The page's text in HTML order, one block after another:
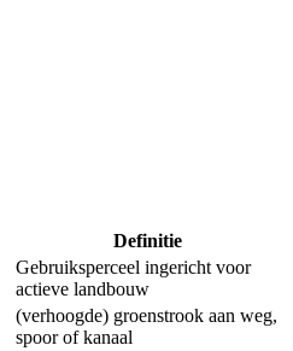
Definitie
Gebruiksperceel ingericht voor
actieve landbouw
(verhoogde) groenstrook aan weg,
spoor of kanaal